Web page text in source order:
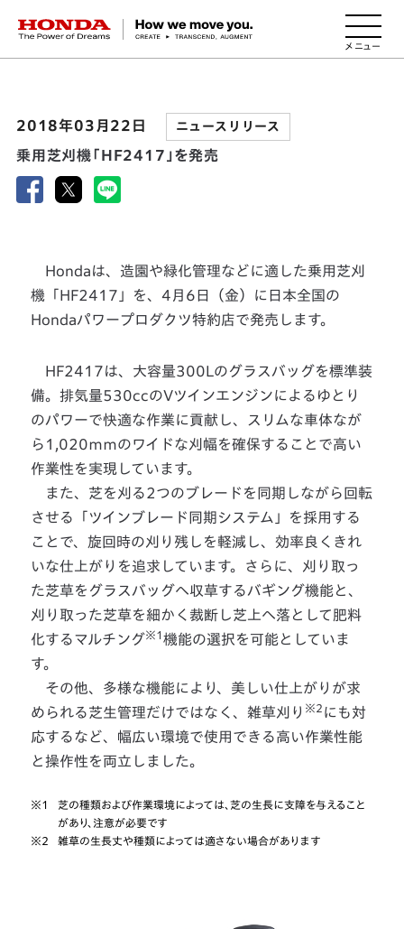
HONDA The Power of Dreams
2018年03月22日 ニュースリリース
乗用芝刈機「HF2417」を発売
Hondaは、造園や緑化管理などに適した乗用芝刈
機「HF2417」を、4月6日（金）に日本全国の
Hondaパワープロダクツ特約店で発売します。
HF2417は、大容量300Lのグラスバッグを標準装
備。排気量530ccのVツインエンジンによるゆとり
のパワーで快適な作業に貢献し、スリムな車体なが
ら1,020ｍｍのワイドな刈幅を確保することで高い
作業性を実現しています。
また、芝を刈る2つのブレードを同期しながら回転
させる「ツインブレード同期システム」を採用する
ことで、旋回時の刈り残しを軽減し、効率良くきれ
いな仕上がりを追求しています。さらに、刈り取っ
た芝草をグラスバッグへ収草するバギング機能と、
刈り取った芝草を細かく裁断し芝上へ落として肥料
化するマルチング※1機能の選択を可能としていま
す。
その他、多様な機能により、美しい仕上がりが求
められる芝生管理だけではなく、雑草刈り ※2 にも対
応するなど、幅広い環境で使用できる高い作業性能
と操作性を両立しました。
※1
芝の種類および作業環境によっては、芝の生長に支障を与えること
があり、注意が必要です
※2
雑草の生長丈や種類によっては適さない場合があります